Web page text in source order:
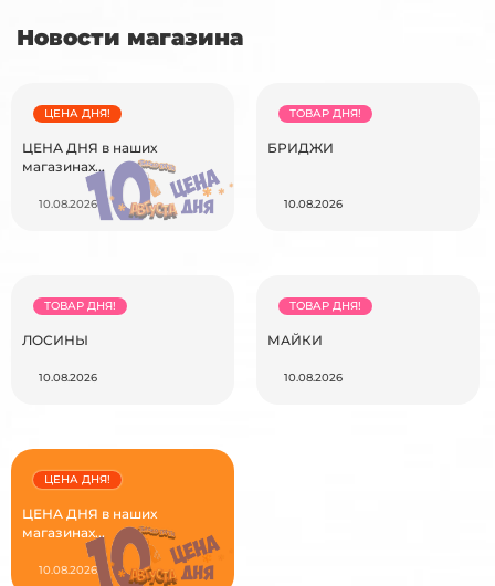
Новости магазина
ЦЕНА ДНЯ в наших
магазинах...
ЦЕНА ДНЯ!
10.08.2026
БРИДЖИ
ТОВАР ДНЯ!
10.08.2026
ЛОСИНЫ
ТОВАР ДНЯ!
10.08.2026
МАЙКИ
ТОВАР ДНЯ!
10.08.2026
ЦЕНА ДНЯ в наших
магазинах...
ЦЕНА ДНЯ!
10.08.2026